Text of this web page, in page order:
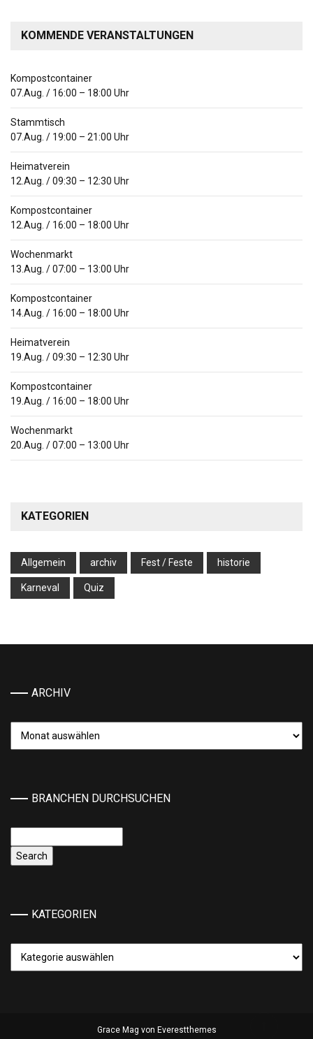
KOMMENDE VERANSTALTUNGEN
Kompostcontainer
07.Aug. / 16:00 – 18:00 Uhr
Stammtisch
07.Aug. / 19:00 – 21:00 Uhr
Heimatverein
12.Aug. /09:30 – 12:30 Uhr
Kompostcontainer
12.Aug. / 16:00 – 18:00 Uhr
Wochenmarkt
13.Aug. /07:00 – 13:00 Uhr
Kompostcontainer
14.Aug. / 16:00 – 18:00 Uhr
Heimatverein
19.Aug. /09:30 – 12:30 Uhr
Kompostcontainer
19.Aug. / 16:00 – 18:00 Uhr
Wochenmarkt
20.Aug. /07:00 – 13:00 Uhr
KATEGORIEN
Allgemein archiv Fest / Feste historie
Karneval Quiz
ARCHIV
BRANCHEN DURCHSUCHEN
KATEGORIEN
Grace Mag von Everestthemes